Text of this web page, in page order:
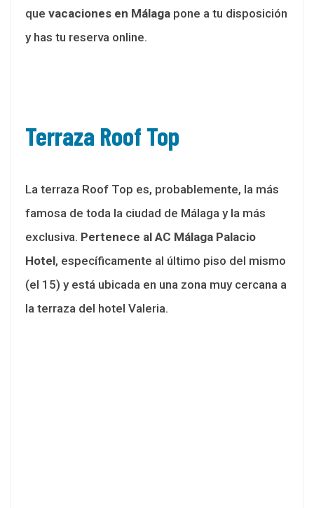
que vacaciones en Málaga pone a tu disposición
y has tu reserva online.
Terraza Roof Top
La terraza Roof Top es, probablemente, la más
famosa de toda la ciudad de Málaga y la más
exclusiva. Pertenece al AC Málaga Palacio
Hotel, específicamente al último piso del mismo
(el 15) y está ubicada en una zona muy cercana a
la terraza del hotel Valeria.